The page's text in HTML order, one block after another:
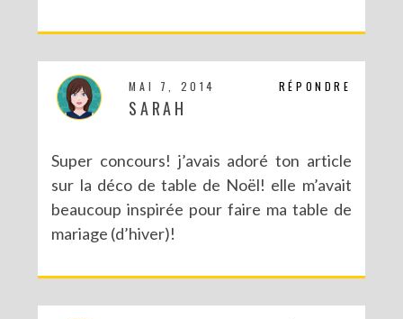
RÉPONDRE
MAI 7, 2014
SARAH
Super concours! j’avais adoré ton article
sur la déco de table de Noël! elle m’avait
beaucoup inspirée pour faire ma table de
mariage (d’hiver)!